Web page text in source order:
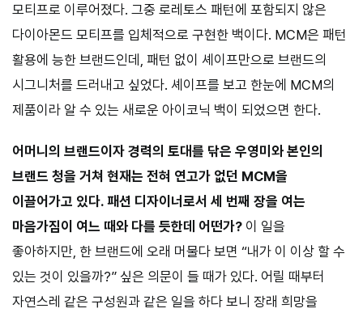
모티프로 이루어졌다. 그중 로레토스 패턴에 포함되지 않은
다이아몬드 모티프를 입체적으로 구현한 백이다. MCM은 패턴
활용에 능한 브랜드인데, 패턴 없이 셰이프만으로 브랜드의
시그니처를 드러내고 싶었다. 셰이프를 보고 한눈에 MCM의
제품이라 알 수 있는 새로운 아이코닉 백이 되었으면 한다.
어머니의 브랜드이자 경력의 토대를 닦은 우영미와 본인의
브랜드 청을 거쳐 현재는 전혀 연고가 없던 MCM을
이끌어가고 있다. 패션 디자이너로서 세 번째 장을 여는
마음가짐이 여느 때와 다를 듯한데 어떤가? 이 일을
좋아하지만, 한 브랜드에 오래 머물다 보면 “내가 이 이상 할 수
있는 것이 있을까?” 싶은 의문이 들 때가 있다. 어릴 때부터
자연스레 같은 구성원과 같은 일을 하다 보니 장래 희망을